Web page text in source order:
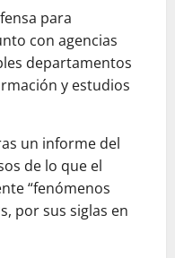
para
con agencias
departamentos
y estudios
un informe del
de lo que el
“fenómenos
por sus siglas en